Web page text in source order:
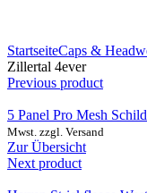
StartseiteCaps &
Zillertal 4ever
Previous product
5 Panel Pro Mesh
Mwst. zzgl. Versand
Zur Übersicht
Next product